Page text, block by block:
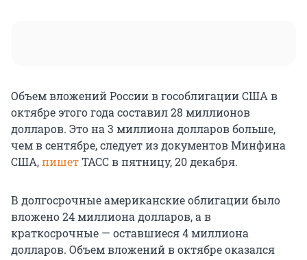
Объем вложений России в гособлигации США в
октябре этого года составил 28 миллионов
долларов. Это на 3 миллиона долларов больше,
чем в сентябре, следует из документов Минфина
США,пишетТАСС в пятницу, 20 декабря.
В долгосрочные американские облигации было
вложено 24 миллиона долларов, а в
краткосрочные — оставшиеся 4 миллиона
долларов. Объем вложений в октябре оказался